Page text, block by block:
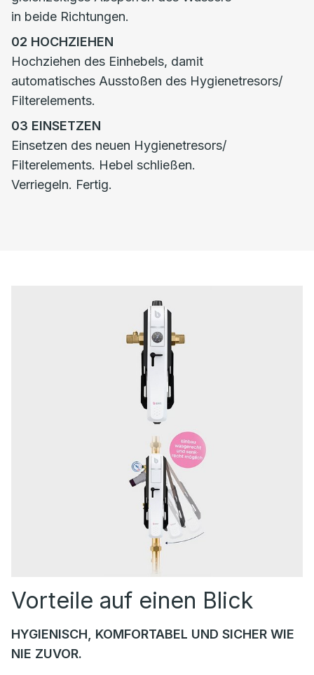
in beide Richtungen.
02 HOCHZIEHEN
Hochziehen des Einhebels, damit
automatisches Ausstoßen des Hygienetresors/
Filterelements.
03 EINSETZEN
Einsetzen des neuen Hygienetresors/
Filterelements. Hebel schließen.
Verriegeln. Fertig.
Vorteile auf einen Blick
HYGIENISCH, KOMFORTABEL UND SICHER WIE
NIE ZUVOR.